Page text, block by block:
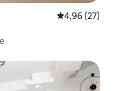
Просечна
4,96 (27)